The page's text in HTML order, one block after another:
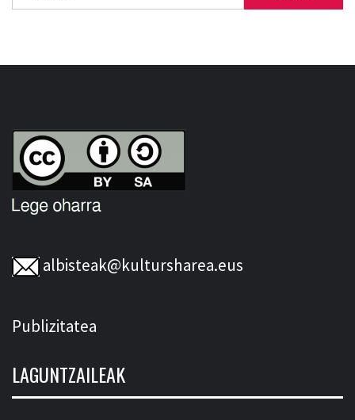
albisteak@kultursharea.eus
Publizitatea
LAGUNTZAILEAK